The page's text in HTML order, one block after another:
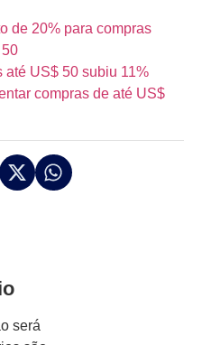
de 20% para compras
até US$ 50 subiu 11%
compras de até US$
será